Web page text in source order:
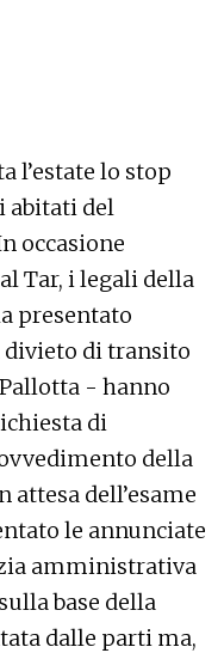
l’estate lo stop
abitati del
occasione
Tar, i legali della
presentato
divieto di transito
- hanno
di
della
dell’esame
le annunciate
amministrativa
base della
dalle parti ma,